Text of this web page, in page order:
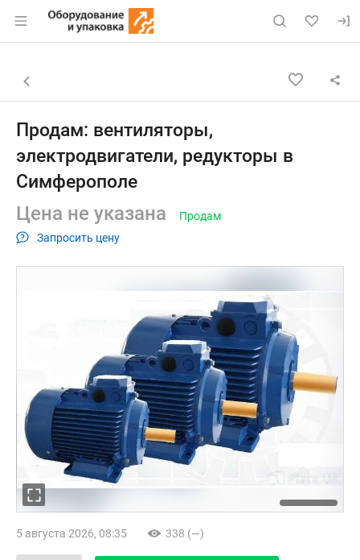
Раздел навигации по сайту eqinfo.ru
Объявление: Продам:
Навигация и управление объявлением
Назад к списку объявлений
Продам: вентиляторы,
электродвигатели, редукторы в
Симферополе
Цена не указана
Запросить цену
Продам
5 августа 2026, 08:35 338 (—)